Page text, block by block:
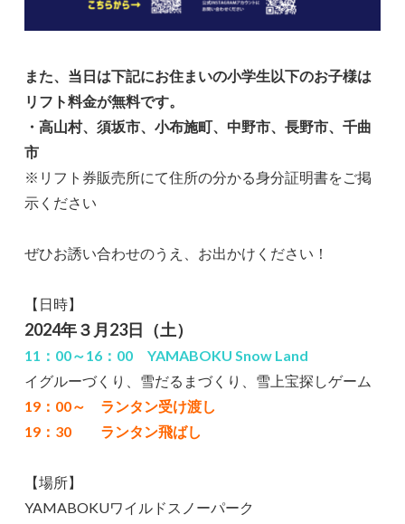
また、当日は下記にお住まいの小学生以下のお子様は
リフト料金が無料です。
・高山村、須坂市、小布施町、中野市、長野市、千曲
市
※リフト券販売所にて住所の分かる身分証明書をご掲
示ください
ぜひお誘い合わせのうえ、お出かけください！
【日時】
2024年３月23日（土）
11：00～16：00 YAMABOKU Snow Land
イグルーづくり、雪だるまづくり、雪上宝探しゲーム
19：00～ ランタン受け渡し
19：30 ランタン飛ばし
【場所】
YAMABOKUワイルドスノーパーク